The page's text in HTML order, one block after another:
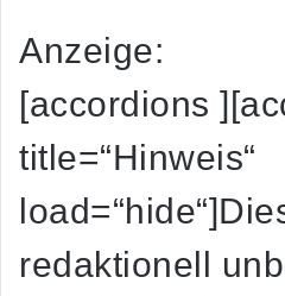
Anzeige:
[accordions
title=“Hinweis“
redaktionell